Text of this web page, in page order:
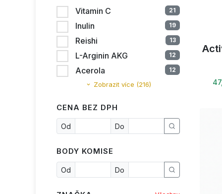
Vitamin C 21
Inulin 19
Reishi 13
L-Arginin AKG 12
Acerola 12
Zobrazit více (216)
CENA BEZ DPH
Od Do
BODY KOMISE
Od Do